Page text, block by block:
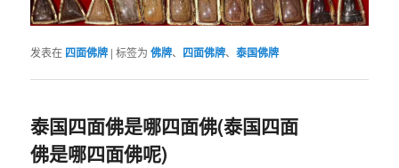
发表在 四面佛牌 |标签为 佛牌、 四面佛牌、泰国佛牌
泰国四面佛是哪四面佛(泰国四面
佛是哪四面佛呢)